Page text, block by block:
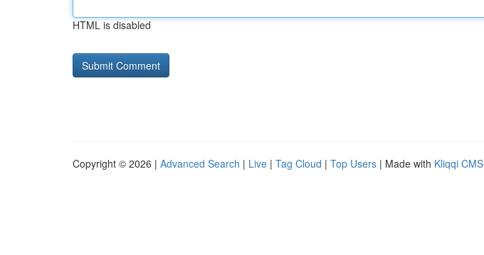
HTML is disabled
Copyright © 2026 | Advanced Search | Live | Tag Cloud | Top Users | Made with Kliqqi CMS